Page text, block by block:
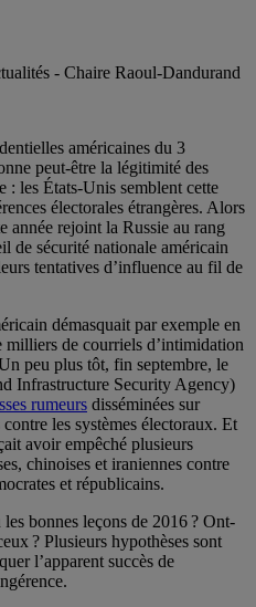
- Chaire Raoul-Dandurand
américaines du 3
peut-être la légitimité des
: les États-Unis semblent cette
électorales étrangères. Alors
année rejoint la Russie au rang
de sécurité nationale américain
tentatives d’influence au fil de
démasquait par exemple en
milliers de courriels d’intimidation
peu plus tôt, fin septembre, le
Infrastructure Security Agency)
rumeurs disséminées sur
les systèmes électoraux. Et
avoir empêché plusieurs
chinoises et iraniennes contre
et républicains.
bonnes leçons de 2016 ? Ont-
? Plusieurs hypothèses sont
l’apparent succès de